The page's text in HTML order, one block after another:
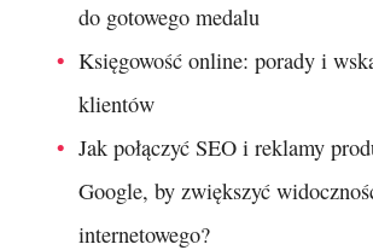
do gotowego medalu
Księgowość online: porady i
klientów
Jak połączyć SEO i reklamy
Google, by zwiększyć
internetowego?